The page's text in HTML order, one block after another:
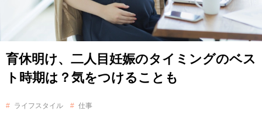
育休明け、二人目妊娠のタイミングのベス
ト時期は？気をつけることも
ライフスタイル
仕事